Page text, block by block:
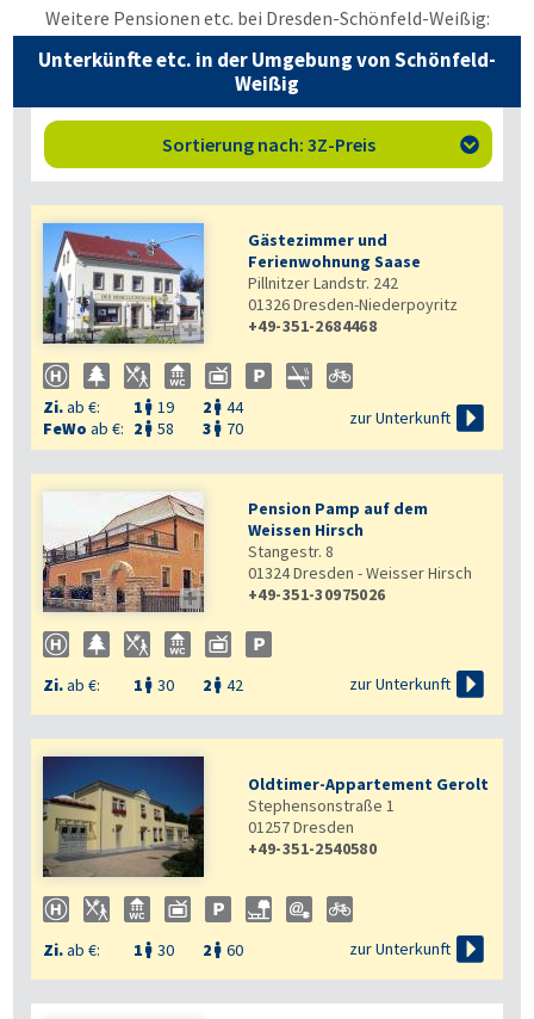
Weitere Pensionen etc. bei Dresden-Schönfeld-Weißig:
Unterkünfte etc. in der Umgebung von Schönfeld-
Weißig
Sortierung nach: 3Z-Preis 

Gästezimmer und
Ferienwohnung Saase
Pillnitzer Landstr. 242
01326Dresden-Niederpoyritz
+49-351-2684468
Zi.ab €: 1  19 2  44
FeWo ab €: 2  58 3  70
zur Unterkunft 

Pension Pamp auf dem
Weissen Hirsch
Stangestr. 8
01324Dresden - Weisser Hirsch
+49-351-30975026
Zi.ab €: 1  30 2  42 zur Unterkunft 
Oldtimer-Appartement Gerolt
Stephensonstraße 1
01257Dresden
+49-351-2540580
Zi.ab €: 1  30 2  60 zur Unterkunft 